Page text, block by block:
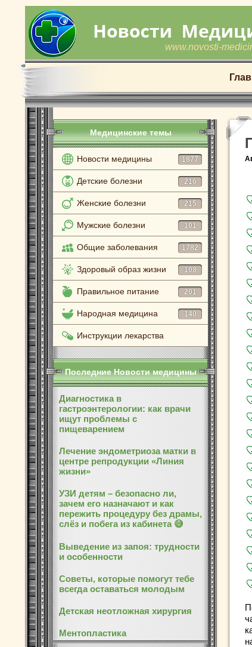
www.novosti-
Медицинские темы
Новости медицины 1877
Детские болезни 216
Женские болезни 215
Мужские болезни 101
Общие заболевания 1782
Здоровый образ жизни 108
Правильное питание 201
Народная медицина 140
Инструкции лекарства
Последние Новости медицины
Диагностика в
гастроэнтерологии: как врачи
ищут проблемы с
пищеварением
Лечение эндометриоза матки в
центре репродукции «Линия
жизни»
УЗИ детям – безопасно ли,
зачем его назначают и как
пережить процедуру без драмы,
слёз и побега из кабинета 😅
Выведение из запоя: трудности
и особенности
Советы, которые помогут тебе
всегда оставаться молодым
Детская неотложная хирургия
Ментопластика